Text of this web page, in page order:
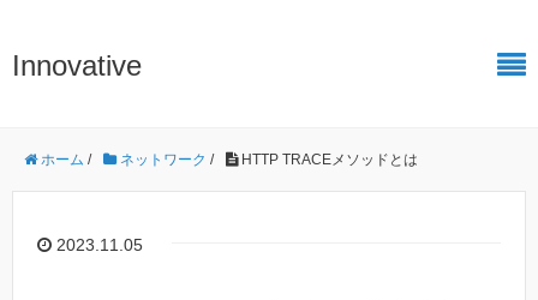
Innovative
ホーム / ネットワーク / HTTP TRACEメソッドとは
2023.11.05